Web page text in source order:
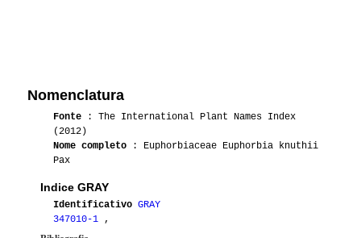
Nomenclatura
Fonte : The International Plant Names Index
(2012)
Nome completo : Euphorbiaceae Euphorbia knuthii
Pax
Indice GRAY
Identificativo GRAY
347010-1 ,